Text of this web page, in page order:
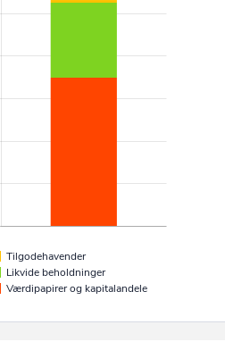
Tilgodehavender
Likvide beholdninger
Værdipapirer og kapitalandele